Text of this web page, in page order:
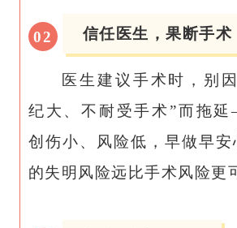
02 信任医生，果断手术
医生建议手术时，别
纪大、不耐受手术”而拖
创伤小、风险低，早做早
的失明风险远比手术风险更